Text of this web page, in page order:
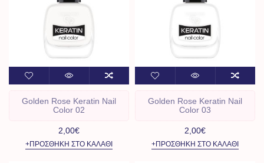
Golden Rose Keratin Nail
Color 02
2,00€
+ΠΡΟΣΘΉΚΗ ΣΤΟ ΚΑΛΆΘΙ
Golden Rose Keratin Nail
Color 03
2,00€
+ΠΡΟΣΘΉΚΗ ΣΤΟ ΚΑΛΆΘΙ